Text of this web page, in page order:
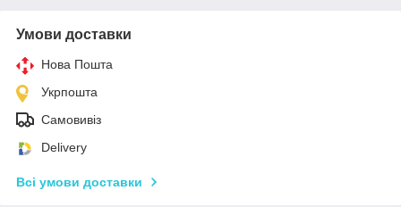
Умови доставки
Нова Пошта
Укрпошта
Самовивіз
Delivery
Всі умови доставки